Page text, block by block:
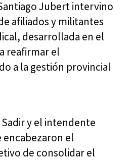
Jubert intervino
afiliados y militantes
desarrollada en el
reafirmar el
a la gestión provincial
y el intendente
encabezaron el
de consolidar el